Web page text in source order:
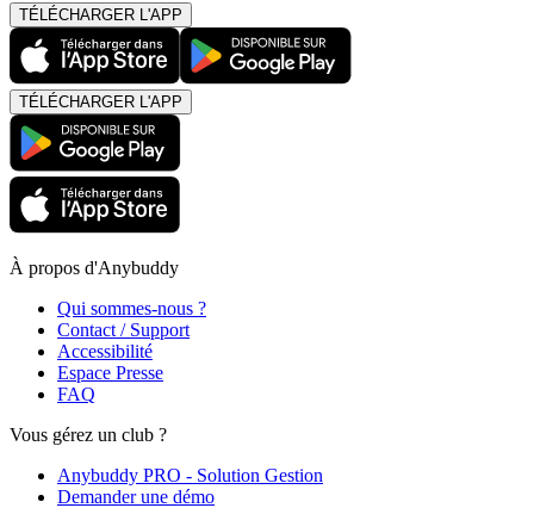
TÉLÉCHARGER L'APP
TÉLÉCHARGER L'APP
À propos d'Anybuddy
Qui sommes-nous ?
Contact / Support
Accessibilité
Espace Presse
FAQ
Vous gérez un club ?
Anybuddy PRO - Solution Gestion
Demander une démo